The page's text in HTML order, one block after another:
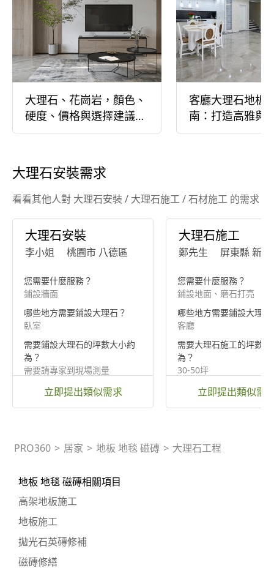
大理石、花崗岩，顏色、
硬度、價格與選擇建議一
次看懂
客廳大理石地板
南：打造高雅與
的居家空間
大理石安裝需求
看看其他人對 大理石安裝 / 大理石施工 / 石材施工 的需求
大理石安裝
李小姐 桃園市 八德區
您需要什麼服務？
鋪設牆面
哪些地方需要鋪設大理石？
臥室
需要鋪設大理石的坪數大小約
為？
需要請專家到現場測量
立即提出類似需求
大理石施工
鄭先生 屏東縣 新
您需要什麼服務？
鋪設地面、磨石打亮
哪些地方需要鋪設大理石
客廳
需要大理石施工的坪數大
為？
30-50坪
立即提出類似需
PRO360 > 居家 > 地板 地毯 磁磚 > 大理石工程
地板 地毯 磁磚相關項目
高架地板施工
地板施工
拋光石英磚修補
磁磚修繕